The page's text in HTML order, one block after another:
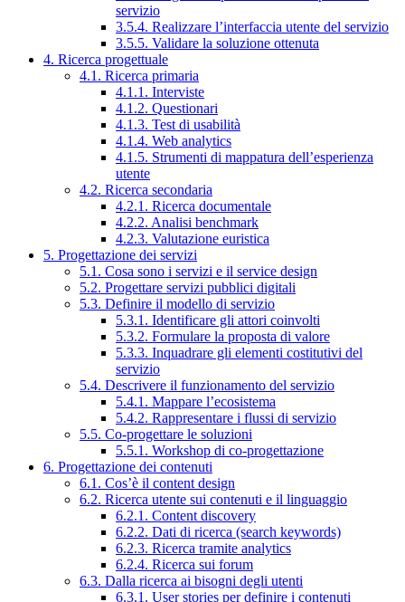
servizio
3.5.4. Realizzare l’interfaccia utente del servizio
3.5.5. Validare la soluzione ottenuta
4. Ricerca progettuale
4.1. Ricerca primaria
4.1.1. Interviste
4.1.2. Questionari
4.1.3. Test di usabilità
4.1.4. Web analytics
4.1.5. Strumenti di mappatura dell’esperienza
utente
4.2. Ricerca secondaria
4.2.1. Ricerca documentale
4.2.2. Analisi benchmark
4.2.3. Valutazione euristica
5. Progettazione dei servizi
5.1. Cosa sono i servizi e il service design
5.2. Progettare servizi pubblici digitali
5.3. Definire il modello di servizio
5.3.1. Identificare gli attori coinvolti
5.3.2. Formulare la proposta di valore
5.3.3. Inquadrare gli elementi costitutivi del
servizio
5.4. Descrivere il funzionamento del servizio
5.4.1. Mappare l’ecosistema
5.4.2. Rappresentare i flussi di servizio
5.5. Co-progettare le soluzioni
5.5.1. Workshop di co-progettazione
6. Progettazione dei contenuti
6.1. Cos’è il content design
6.2. Ricerca utente sui contenuti e il linguaggio
6.2.1. Content discovery
6.2.2. Dati di ricerca (search keywords)
6.2.3. Ricerca tramite analytics
6.2.4. Ricerca sui forum
6.3. Dalla ricerca ai bisogni degli utenti
6.3.1. User stories per definire i contenuti